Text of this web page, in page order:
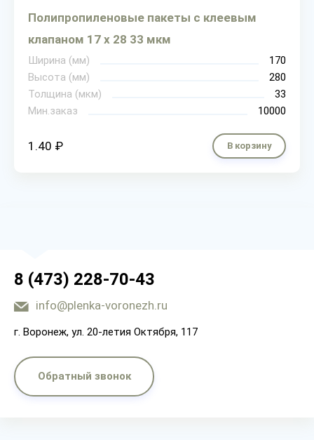
Полипропиленовые пакеты с клеевым
клапаном 17 х 28 33 мкм
Ширина (мм)
170
Высота (мм)
280
Толщина (мкм)
33
Мин.заказ
10000
1.40 ₽ В корзину
8 (473) 228-70-43
info@plenka-voronezh.ru
г. Воронеж, ул. 20-летия Октября, 117
Обратный звонок